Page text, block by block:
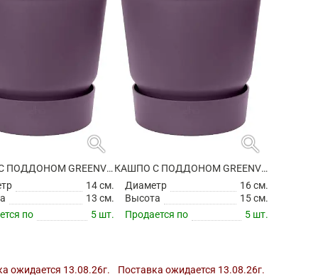
search
КАШПО С ПОДДОНОМ GREENVILLE ROUND VINTAGE PLUM
14 см.
13 см.
по
5 шт.
ожидается 13.08.26г.
search
КАШПО С ПОДДОНОМ GREENVILLE ROUND VINTAGE PLUM
Диаметр
16 см.
Высота
15 см.
Продается по
5 шт.
Поставка ожидается 13.08.26г.